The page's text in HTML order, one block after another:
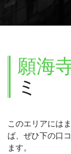
願海
ミ
このエリアには
ば、ぜひ下の口
ます。